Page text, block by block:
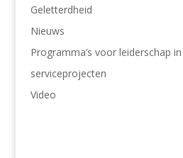
Geletterdheid
Nieuws
Programma’s voor leiderschap
serviceprojecten
Video